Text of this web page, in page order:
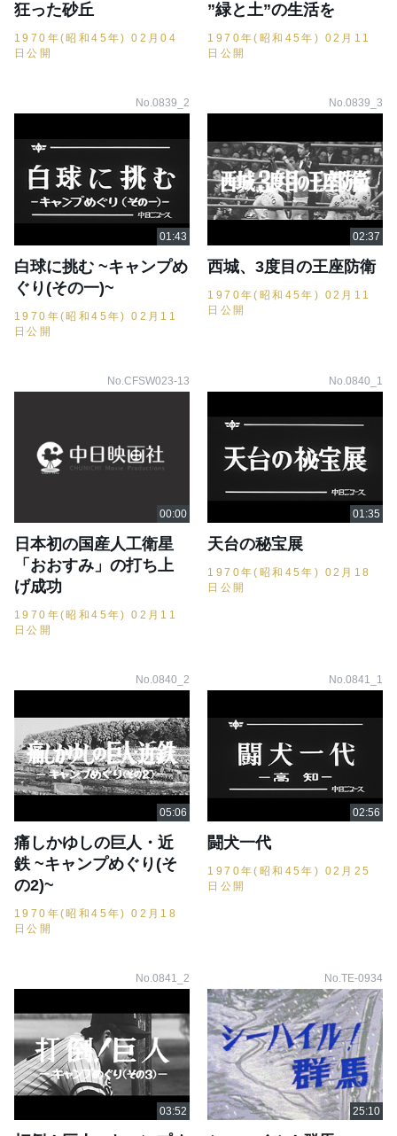
狂った砂丘
1970年(昭和45年) 02月04
日公開
”緑と土”の生活を
1970年(昭和45年) 02月11
日公開
No.0839_2
白球に挑む ~キャンプめ
ぐり(その一)~
1970年(昭和45年) 02月11
日公開
No.0839_3
西城、3度目の王座防衛
1970年(昭和45年) 02月11
日公開
No.CFSW023-13
日本初の国産人工衛星
「おおすみ」の打ち上
げ成功
1970年(昭和45年) 02月11
日公開
No.0840_1
天台の秘宝展
1970年(昭和45年) 02月18
日公開
No.0840_2
痛しかゆしの巨人・近
鉄 ~キャンプめぐり(そ
の2)~
1970年(昭和45年) 02月18
日公開
No.0841_1
闘犬一代
1970年(昭和45年) 02月25
日公開
No.0841_2 No.TE-0934